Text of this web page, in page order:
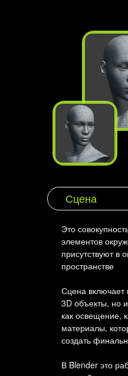
Сцена
Это
элементов
присутствуют в
пространстве
Сцена включает
3D объекты, но
как освещение,
материалы,
создать
В Blender это